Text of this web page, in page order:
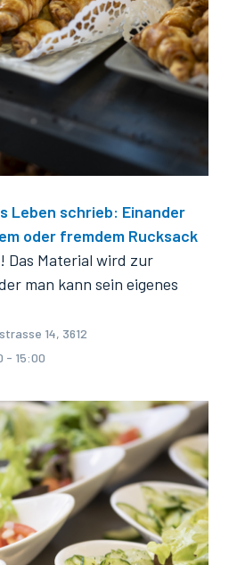
Leben schrieb: Einander
oder fremdem Rucksack
Das Material wird zur
man kann sein eigenes
14, 3612
- 15:00